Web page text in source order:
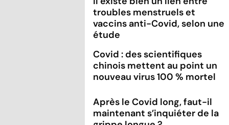
troubles menstruels et
vaccins anti-Covid, selon une
étude
Covid : des scientifiques
chinois mettent au point un
nouveau virus 100 % mortel
Après le Covid long, faut-il
maintenant s’inquiéter de la